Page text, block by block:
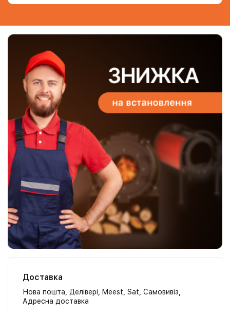
Доставка
Нова пошта, Делівері, Meest, Sat, Самовивіз,
Адресна доставка